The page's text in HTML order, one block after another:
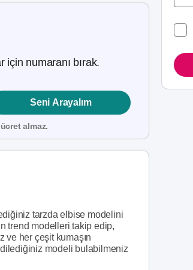
numaranı bırak.
Seni Arayalım
almaz.
tarzda elbise modelini
trend modelleri takip edip,
ve her çeşit kumaşın
dilediğiniz modeli bulabilmeniz